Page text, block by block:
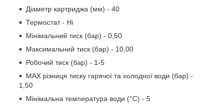
Діаметр картриджа (мм) - 40
Термостат - Ні
Мінімальний тиск (бар) - 0,50
Максимальний тиск (бар) - 10,00
Робочий тиск (бар) - 1-5
MAX різниця тиску гарячої та холодної води (бар) -
1,50
Мінімальна температура води (°C) - 5